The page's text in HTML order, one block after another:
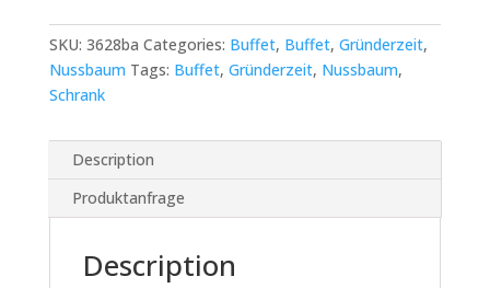
gedrechselten
Säulen
quantity
SKU: 3628ba Categories: Buffet, Buffet, Gründerzeit,
Nussbaum Tags: Buffet, Gründerzeit, Nussbaum,
Schrank
Description
Produktanfrage
Description